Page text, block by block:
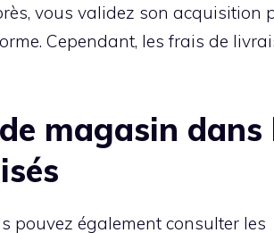
vous validez son acquisition
Cependant, les frais de
magasin dans
pouvez également consulter les